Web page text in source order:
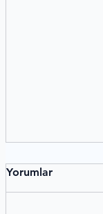
Yorumlar